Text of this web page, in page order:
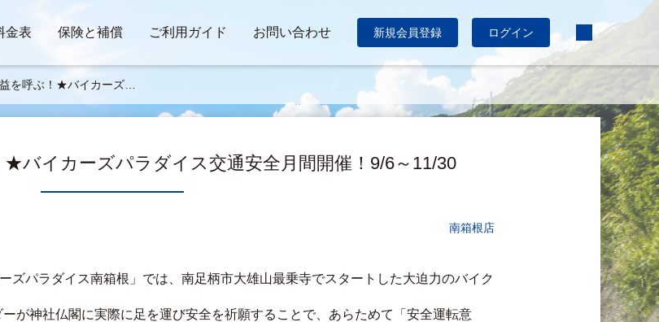
金表 保険と補償 ご利用ガイド お問い合わせ 新規会員登録 ログイン
を呼ぶ！★バイカーズパ
間開催！9/6～11/30
バイカーズパラダイス交通安全月間開催！9/6～11/30
南箱根店
ズパラダイス南箱根」では、南足柄市大雄山最乗寺でスタートした大迫力のバイク
が神社仏閣に実際に足を運び安全を祈願することで、あらためて「安全運転意